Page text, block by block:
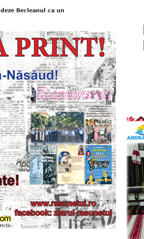
Becleanul ca un